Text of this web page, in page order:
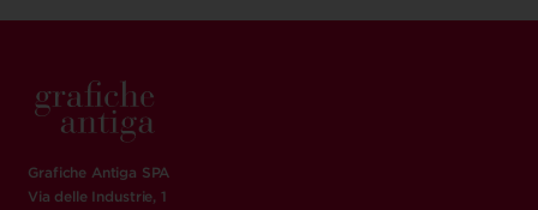
Grafiche Antiga SPA
Via delle Industrie, 1